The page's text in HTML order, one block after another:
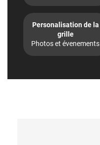
Personalisation de la
grille
Photos et évenements